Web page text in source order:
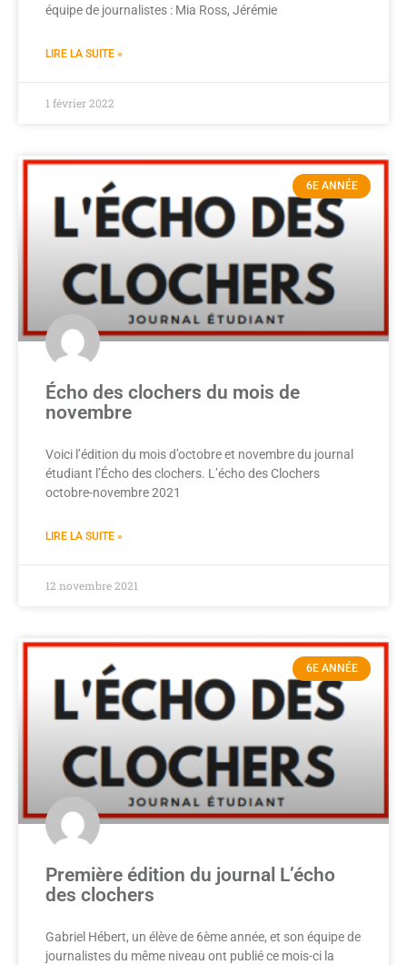
équipe de journalistes : Mia Ross, Jérémie
LIRE LA SUITE »
1 février 2022
6E ANNÉE
Écho des clochers du mois de
novembre
Voici l’édition du mois d’octobre et novembre du journal
étudiant l’Écho des clochers. L’écho des Clochers
octobre-novembre 2021
LIRE LA SUITE »
12 novembre 2021
6E ANNÉE
Première édition du journal L’écho
des clochers
Gabriel Hébert, un élève de 6ème année, et son équipe de
journalistes du même niveau ont publié ce mois-ci la